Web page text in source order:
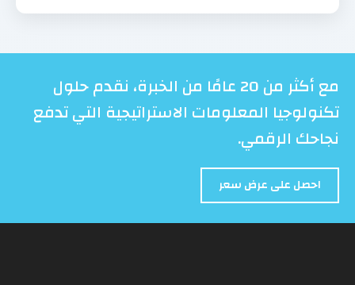
مع أكثر من 20 عامًا من الخبرة، نقدم حلول
تكنولوجيا المعلومات الاستراتيجية التي تدفع
نجاحك الرقمي.
احصل على عرض سعر